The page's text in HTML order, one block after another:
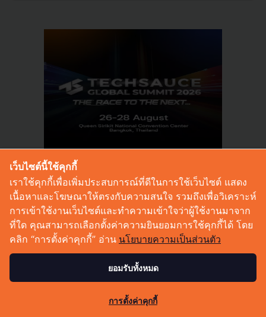
RELATED ARTICLE
เว็บไซต์นี้ใช้คุกกี้
เราใช้คุกกี้เพื่อเพิ่มประสบการณ์ที่ดีในการใช้เว็บไซต์ แสดง
เนื้อหาและโฆษณาให้ตรงกับความสนใจ รวมถึงเพื่อวิเคราะห์
การเข้าใช้งานเว็บไซต์และทำความเข้าใจว่าผู้ใช้งานมาจาก
ที่ใด คุณสามารถเลือกตั้งค่าความยินยอมการใช้คุกกี้ได้ โดย
คลิก “การตั้งค่าคุกกี้” อ่าน นโยบายความเป็นส่วนตัว
ยอมรับทั้งหมด
การตั้งค่าคุกกี้